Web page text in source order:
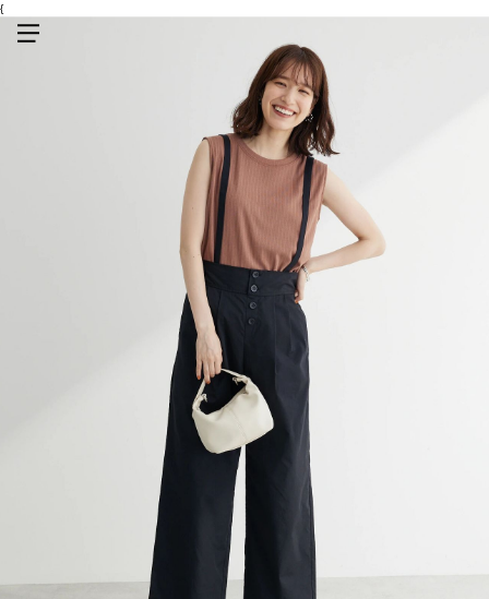
{